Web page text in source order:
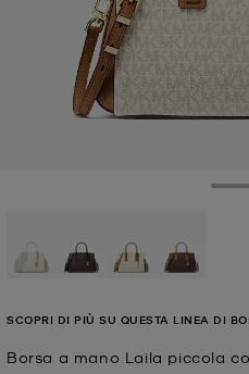
Borsa a mano Laila piccola
SCOPRI DI PIÙ SU QUESTA LINEA DI